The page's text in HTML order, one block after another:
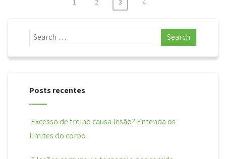
posts
1 2 3 4
Posts recentes
Excesso de treino causa lesão? Entenda os
limites do corpo